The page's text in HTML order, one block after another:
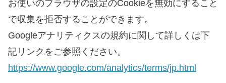
お使いのブラウザの設定のCookieを無効にすること
で収集を拒否することができます。
Googleアナリティクスの規約に関して詳しくは下
記リンクをご参照ください。
https://www.google.com/analytics/terms/jp.html